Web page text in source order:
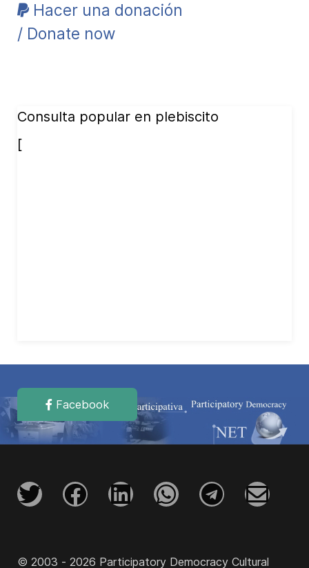
Hacer una donación
/ Donate now
Consulta popular en plebiscito
[
Facebook
© 2003 - 2026 Participatory Democracy Cultural